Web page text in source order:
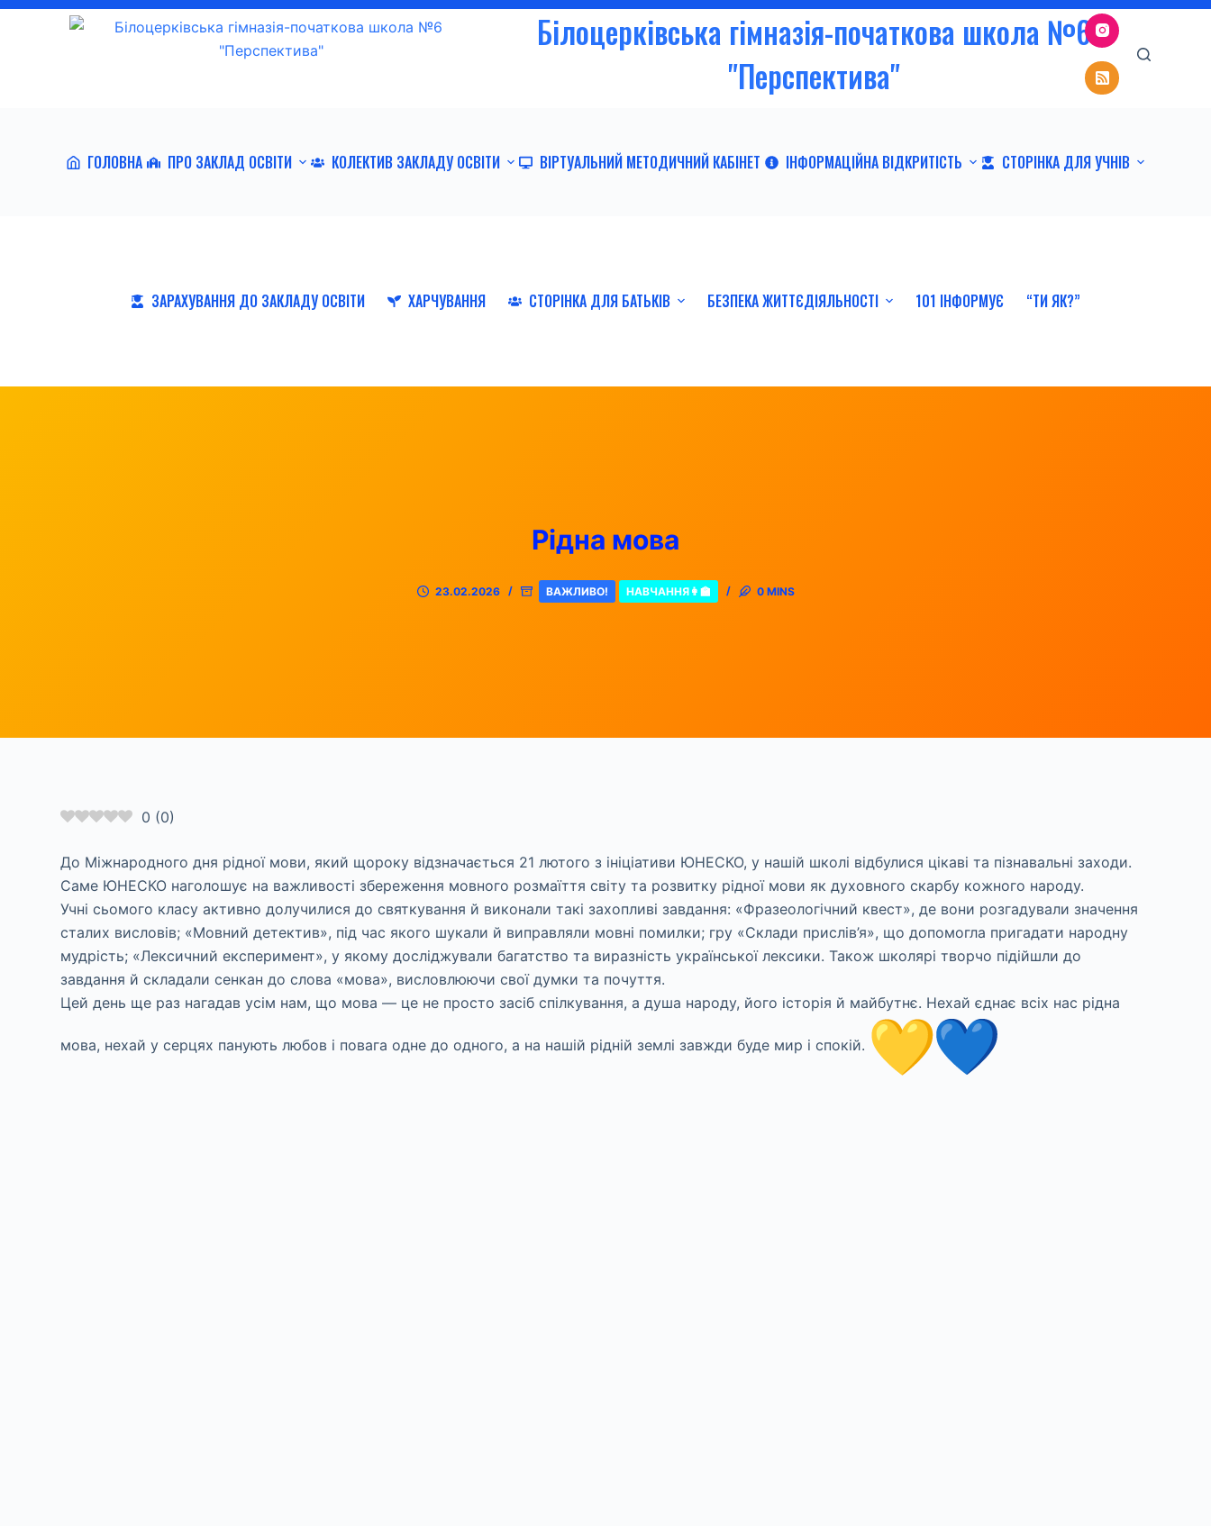
Білоцерківська гімназія-початкова школа №6
"Перспектива"
ГОЛОВНА ПРО ЗАКЛАД ОСВІТИ КОЛЕКТИВ ЗАКЛАДУ ОСВІТИ ВІРТУАЛЬНИЙ МЕТОДИЧНИЙ КАБІНЕТ ІНФОРМАЦІЙНА ВІДКРИТІСТЬ СТОРІНКА ДЛЯ УЧНІВ
ЗАРАХУВАННЯ ДО ЗАКЛАДУ ОСВІТИ ХАРЧУВАННЯ СТОРІНКА ДЛЯ БАТЬКІВ БЕЗПЕКА ЖИТТЄДІЯЛЬНОСТІ 101 ІНФОРМУЄ “ТИ ЯК?”
Рідна мова
23.02.2026 ВАЖЛИВО! НАВЧАННЯ👩‍🏫 0 MINS
0 (0)
До Міжнародного дня рідної мови, який щороку відзначається 21 лютого з ініціативи ЮНЕСКО, у нашій школі відбулися цікаві та пізнавальні заходи.
Саме ЮНЕСКО наголошує на важливості збереження мовного розмаїття світу та розвитку рідної мови як духовного скарбу кожного народу.
Учні сьомого класу активно долучилися до святкування й виконали такі захопливі завдання: «Фразеологічний квест», де вони розгадували значення
сталих висловів; «Мовний детектив», під час якого шукали й виправляли мовні помилки; гру «Склади прислів’я», що допомогла пригадати народну
мудрість; «Лексичний експеримент», у якому досліджували багатство та виразність української лексики. Також школярі творчо підійшли до
завдання й складали сенкан до слова «мова», висловлюючи свої думки та почуття.
Цей день ще раз нагадав усім нам, що мова — це не просто засіб спілкування, а душа народу, його історія й майбутнє. Нехай єднає всіх нас рідна
мова, нехай у серцях панують любов і повага одне до одного, а на нашій рідній землі завжди буде мир і спокій.